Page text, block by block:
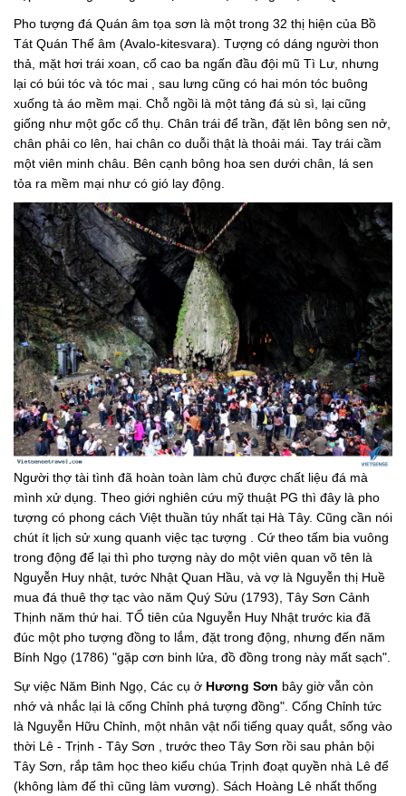
Pho tượng đá Quán âm tọa sơn là một trong 32 thị hiện của Bồ
Tát Quán Thế âm (Avalo-kitesvara). Tượng có dáng người thon
thả, mặt hơi trái xoan, cổ cao ba ngấn đầu đội mũ Tì Lư, nhưng
lại có búi tóc và tóc mai , sau lưng cũng có hai món tóc buông
xuống tà áo mềm mại. Chỗ ngồi là một tảng đá sù sì, lại cũng
giống như một gốc cổ thụ. Chân trái để trần, đặt lên bông sen nở,
chân phải co lên, hai chân co duỗi thật là thoải mái. Tay trái cầm
một viên minh châu. Bên cạnh bông hoa sen dưới chân, lá sen
tỏa ra mềm mại như có gió lay động.
Người thợ tài tình đã hoàn toàn làm chủ được chất liệu đá mà
mình xử dụng. Theo giới nghiên cứu mỹ thuật PG thì đây là pho
tượng có phong cách Việt thuần túy nhất tại Hà Tây. Cũng cần nói
chút ít lịch sử xung quanh việc tạc tượng . Cứ theo tấm bia vuông
trong động để lại thì pho tượng này do một viên quan võ tên là
Nguyễn Huy nhật, tước Nhật Quan Hầu, và vợ là Nguyễn thị Huề
mua đá thuê thợ tạc vào năm Quý Sửu (1793), Tây Sơn Cảnh
Thịnh năm thứ hai. TỔ tiên của Nguyễn Huy Nhật trước kia đã
đúc một pho tượng đồng to lắm, đặt trong động, nhưng đến năm
Bính Ngọ (1786) "gặp cơn binh lửa, đồ đồng trong này mất sạch".
Sự việc Năm Binh Ngọ, Các cụ ở Hương Sơn bây giờ vẫn còn
nhớ và nhắc lại là cống Chỉnh phá tượng đồng". Cống Chỉnh tức
là Nguyễn Hữu Chỉnh, một nhân vật nổi tiếng quay quắt, sống vào
thời Lê - Trịnh - Tây Sơn , trước theo Tây Sơn rồi sau phản bội
Tây Sơn, rắp tâm học theo kiểu chúa Trịnh đoạt quyền nhà Lê để
(không làm đế thì cũng làm vương). Sách Hoàng Lê nhất thống